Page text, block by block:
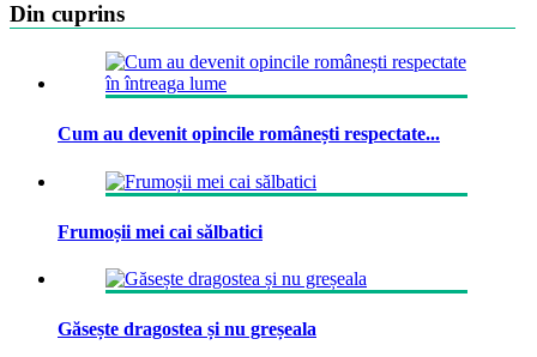
Din cuprins
Cum au devenit opincile românești respectate...
Frumoșii mei cai sălbatici
Găsește dragostea și nu greșeala